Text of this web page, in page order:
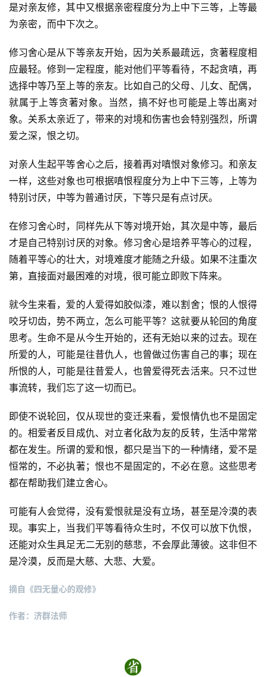
资
讯
点
僧
音
僧
谈
是对亲友修，其中又根据亲密程度分为上中下三等，上等最
为亲密，而中下次之。
修习舍心是从下等亲友开始，因为关系最疏远，贪著程度相
应最轻。修到一定程度，能对他们平等看待，不起贪嗔，再
选择中等乃至上等的亲友。比如自己的父母、儿女、配偶，
就属于上等贪著对象。当然，搞不好也可能是上等出离对
象。关系太亲近了，带来的对境和伤害也会特别强烈，所谓
爱之深，恨之切。
对亲人生起平等舍心之后，接着再对嗔恨对象修习。和亲友
一样，这些对象也可根据嗔恨程度分为上中下三等，上等为
特别讨厌，中等为普通讨厌，下等只是有点讨厌。
在修习舍心时，同样先从下等对境开始，其次是中等，最后
才是自己特别讨厌的对象。修习舍心是培养平等心的过程，
随着平等心的壮大，对境难度才能随之升级。如果不注重次
第，直接面对最困难的对境，很可能立即败下阵来。
就今生来看，爱的人爱得如胶似漆，难以割舍；恨的人恨得
咬牙切齿，势不两立，怎么可能平等？这就要从轮回的角度
思考。生命不是从今生开始的，还有无始以来的过去。现在
所爱的人，可能是往昔仇人，也曾做过伤害自己的事；现在
所恨的人，可能是往昔爱人，也曾爱得死去活来。只不过世
事流转，我们忘了这一切而已。
即使不说轮回，仅从现世的变迁来看，爱恨情仇也不是固定
的。相爱者反目成仇、对立者化敌为友的反转，生活中常常
都在发生。所谓的爱和恨，都只是当下的一种情绪，爱不是
恒常的，不必执著；恨也不是固定的，不必在意。这些思考
都在帮助我们建立舍心。
可能有人会觉得，没有爱恨就是没有立场，甚至是冷漠的表
现。事实上，当我们平等看待众生时，不仅可以放下仇恨，
还能对众生具足无二无别的慈悲，不会厚此薄彼。这非但不
是冷漠，反而是大慈、大悲、大爱。
摘自《四无量心的观修》
作者：济群法师